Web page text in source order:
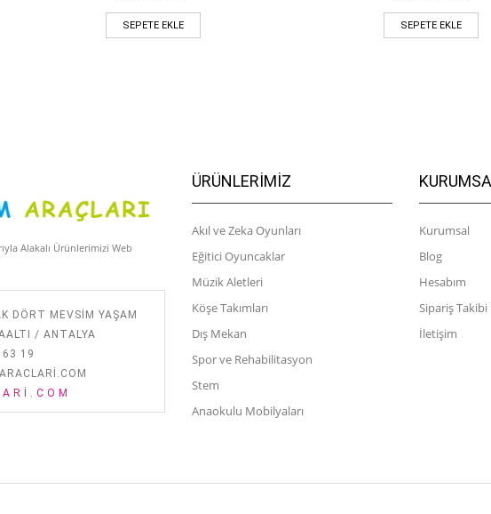
SEPETE EKLE SEPETE EKLE
Alakalı Ürünlerimizi Web
DÖRT MEVSIM YAŞAM
/ ANTALYA
19
ÜRÜNLERIMIZ
Akıl ve Zeka Oyunları
Eğitici Oyuncaklar
Müzik Aletleri
Köşe Takımları
Dış Mekan
Spor ve Rehabilitasyon
Stem
Anaokulu Mobilyaları
Kurumsal
Blog
Hesabım
Sipariş Takibi
İletişim